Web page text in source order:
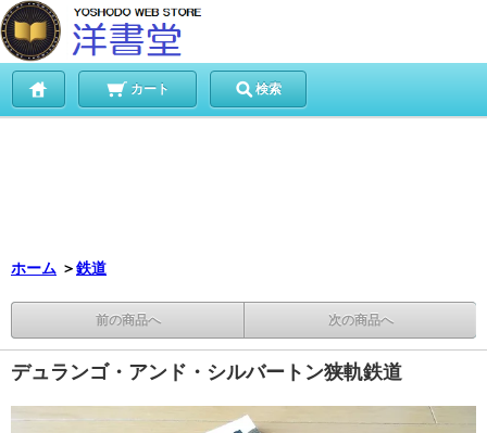
カート 検索
ホーム ＞鉄道
前の商品へ 次の商品へ
デュランゴ・アンド・シルバートン狭軌鉄道